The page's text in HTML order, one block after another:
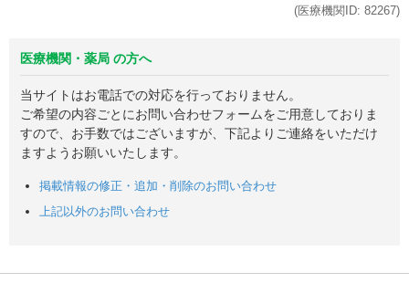
(医療機関ID: 82267)
医療機関・薬局 の方へ
当サイトはお電話での対応を行っておりません。
ご希望の内容ごとにお問い合わせフォームをご用意しておりま
すので、お手数ではございますが、下記よりご連絡をいただけ
ますようお願いいたします。
掲載情報の修正・追加・削除のお問い合わせ
上記以外のお問い合わせ